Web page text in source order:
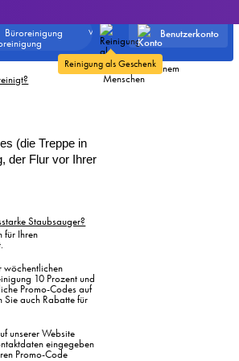
Büroreinigung Weitere
Reinigung als Geschenk
Benutzerkonto
Bescheid. Unsere
Optionen
(die Treppe in
der Flur vor Ihrer
Staubsauger?
für Ihren
wöchentlichen
10 Prozent und
Promo-Codes auf
Sie auch Rabatte für
unserer Website
eingegeben
Promo-Code
automatischen
Antworten - stellen Sie
eine Frage und Sie
erhalten eine schnelle
Antwort von einem
Menschen